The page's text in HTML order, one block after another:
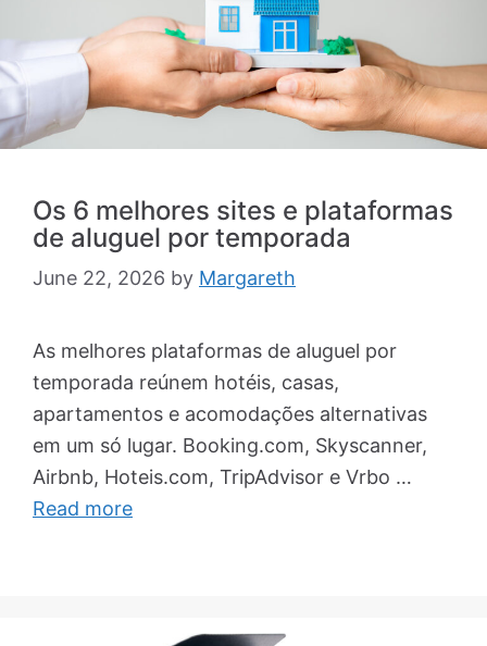
Os 6 melhores sites e plataformas
de aluguel por temporada
June 22, 2026 by Margareth
As melhores plataformas de aluguel por
temporada reúnem hotéis, casas,
apartamentos e acomodações alternativas
em um só lugar. Booking.com, Skyscanner,
Airbnb, Hoteis.com, TripAdvisor e Vrbo …
Read more